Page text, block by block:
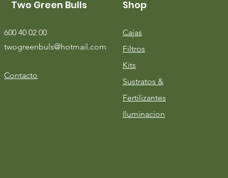
Two Green Bulls
600 40 02 00
twogreenbuls@hotmail.com
Contacto
Shop
Cajas
Filtros
Kits
Sustratos &
Fertilizantes
Iluminacion